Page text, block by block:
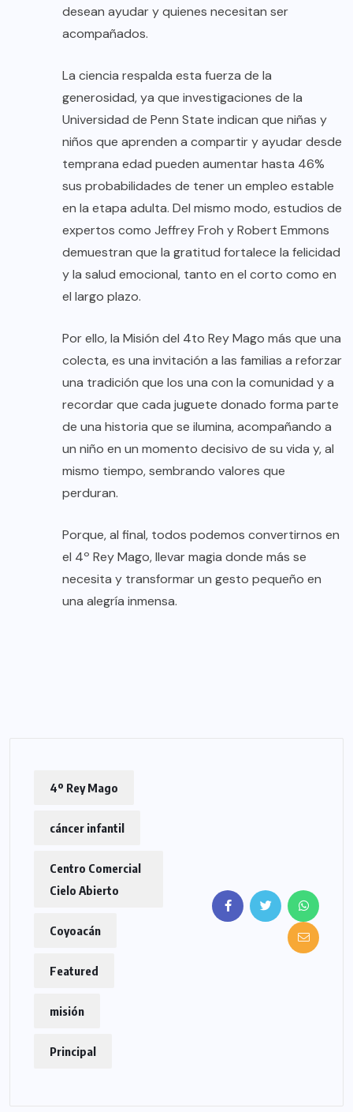
desean ayudar y quienes necesitan ser
acompañados.
La ciencia respalda esta fuerza de la
generosidad, ya que investigaciones de la
Universidad de Penn State indican que niñas y
niños que aprenden a compartir y ayudar desde
temprana edad pueden aumentar hasta 46%
sus probabilidades de tener un empleo estable
en la etapa adulta. Del mismo modo, estudios de
expertos como Jeffrey Froh y Robert Emmons
demuestran que la gratitud fortalece la felicidad
y la salud emocional, tanto en el corto como en
el largo plazo.
Por ello, la Misión del 4to Rey Mago más que una
colecta, es una invitación a las familias a reforzar
una tradición que los una con la comunidad y a
recordar que cada juguete donado forma parte
de una historia que se ilumina, acompañando a
un niño en un momento decisivo de su vida y, al
mismo tiempo, sembrando valores que
perduran.
Porque, al final, todos podemos convertirnos en
el 4º Rey Mago, llevar magia donde más se
necesita y transformar un gesto pequeño en
una alegría inmensa.
4º Rey Mago
cáncer infantil
Centro Comercial
Cielo Abierto
Coyoacán
Featured
misión
Principal